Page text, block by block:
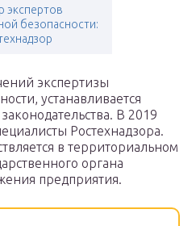
экспертов
безопасности:
экспертизы
устанавливается
В 2019
Ростехнадзора.
в территориальном
органа
предприятия.